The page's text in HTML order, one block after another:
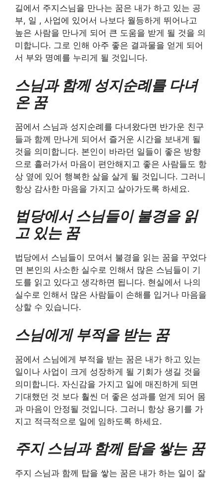
길에서 주지스님을 만나는 꿈은 내가 하고 있는 공
부, 일 , 사업에 있어서 나보다 월등하게 뛰어나고
높은 사람을 만나게 되어 큰 도움을 받게 될 것을 의
미합니다. 그로 인해 아주 좋은 결과물을 얻게 되어
서 부와 명예를 누리게 될 것입니다.
스님과 함께 성지순례를 다녀
온 꿈
꿈에서 스님과 성지순례를 다녀왔다면 반가운 친구
들과 함께 만나게 되어서 즐거운 시간을 보내게 될
것을 의미합니다. 본인이 바라던 일들이 좋은 방향
으로 흘러가서 마음이 편안해지고 좋은 사람들도 항
상 옆에 있어 행복한 삶을 살게 될 것입니다. 그러니
항상 감사한 마음을 가지고 살아가도록 하세요.
법당에서 스님들이 불경을 읽
고 있는 꿈
법당에서 스님들이 모여서 불경을 읽는 꿈을 꾸었다
면 본인의 사소한 실수로 인해서 많은 스님들이 기
도를 읽고 있다고 생각하면 됩니다. 현실에서 나의
실수로 인해서 많은 사람들이 손해를 입거나 마음을
상할 수 있습니다.
스님에게 부적을 받는 꿈
꿈에서 스님에게 부적을 받는 꿈은 내가 하고 있는
일이나 사업이 크게 성장하게 될 기회가 생길 것을
의미합니다. 자신감을 가지고 일에 매진하게 되면
기대했던 것 보다 훨씬 더 좋은 성과를 얻게 되어 몸
과 마음이 안정될 것입니다. 그러니 항상 용기를 가
지고 적극적으로 일에 임하도록 하세요.
주지 스님과 함께 탑을 쌓는 꿈
주지 스님과 함께 탑을 쌓는 꿈은 내가 하는 일이 잘